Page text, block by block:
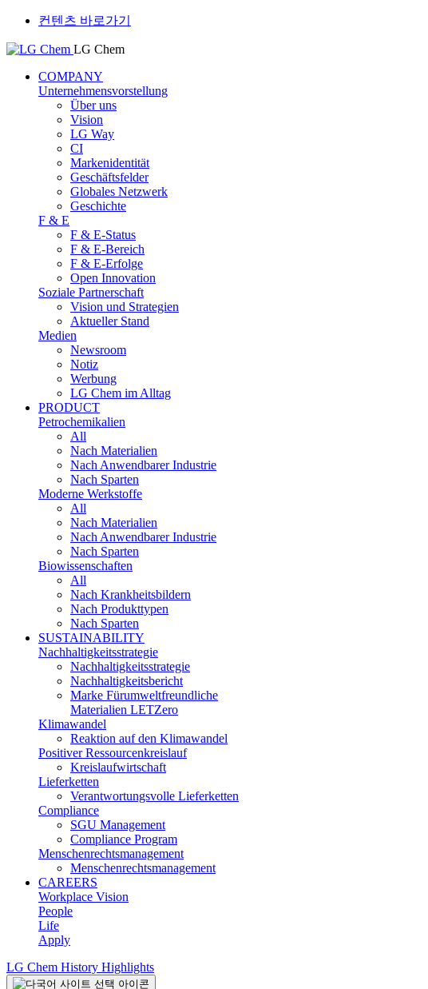
컨텐츠 바로가기
LG Chem
COMPANY
Unternehmensvorstellung
Über uns
Vision
LG Way
CI
Markenidentität
Geschäftsfelder
Globales Netzwerk
Geschichte
F & E
F & E-Status
F & E-Bereich
F & E-Erfolge
Open Innovation
Soziale Partnerschaft
Vision und Strategien
Aktueller Stand
Medien
Newsroom
Notiz
Werbung
LG Chem im Alltag
PRODUCT
Petrochemikalien
All
Nach Materialien
Nach Anwendbarer Industrie
Nach Sparten
Moderne Werkstoffe
All
Nach Materialien
Nach Anwendbarer Industrie
Nach Sparten
Biowissenschaften
All
Nach Krankheitsbildern
Nach Produkttypen
Nach Sparten
SUSTAINABILITY
Nachhaltigkeitsstrategie
Nachhaltigkeitsstrategie
Nachhaltigkeitsbericht​
Marke Fürumweltfreundliche
Materialien LETZero
Klimawandel
Reaktion auf den Klimawandel
Positiver Ressourcenkreislauf
Kreislaufwirtschaft
Lieferketten
Verantwortungsvolle Lieferketten
Compliance
SGU Management
Compliance Program
Menschenrechtsmanagement
Menschenrechtsmanagement
CAREERS
Workplace Vision
People
Life
Apply
LG Chem History Highlights